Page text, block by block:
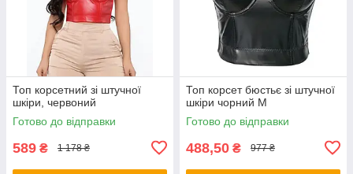
Топ корсетний зі штучної
шкіри, червоний
Готово до відправки
589 ₴ 1 178 ₴
Топ корсет бюстьє зі штучної
шкіри чорний М
Готово до відправки
488,50 ₴ 977 ₴